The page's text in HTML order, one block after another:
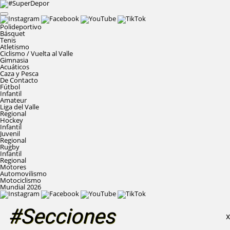
Polideportivo
Básquet
Tenis
Atletismo
Ciclismo / Vuelta al Valle
Gimnasia
Acuáticos
Caza y Pesca
De Contacto
Fútbol
Infantil
Amateur
Liga del Valle
Regional
Hockey
Infantil
Juvenil
Regional
Rugby
Infantil
Regional
Motores
Automovilismo
Motociclismo
Mundial 2026
#Secciones X